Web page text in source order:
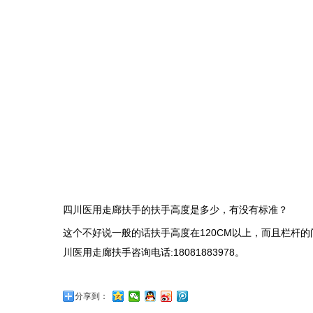
四川医用走廊扶手的扶手高度是多少，有没有标准？
这个不好说一般的话扶手高度在120CM以上，而且栏杆
川医用走廊扶手咨询电话:18081883978。
分享到：